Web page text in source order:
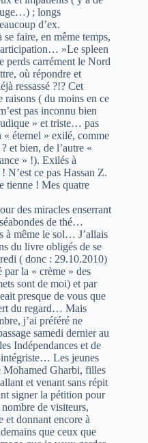
; longs
d’ex.
se faire, en même temps,
»Le spleen
perds carrément le Nord
où répondre et
ressassé ?!? Cet
raisons ( du moins en ce
pas inconnu bien
» et triste… pas
« éternel » exilé, comme
et bien, de l’autre «
» !). Exilés à
N’est ce pas Hassan Z.
tienne ! Mes quatre
des miracles enserrant
de thé…
à même le sol… J’allais
du livre obligés de se
( donc : 29.10.2010)
la « crème » des
sont de moi) et par
presque de vous que
du regard… Mais
j’ai préféré ne
samedi dernier au
Indépendances et de
Les jeunes
Mohamed Gharbi, filles
et venant sans répit
signer la pétition pour
de visiteurs,
et donnant encore à
que ceux que